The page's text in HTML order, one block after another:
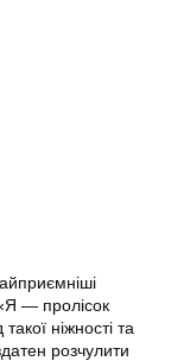
— пролісок
ніжності та
розчулити